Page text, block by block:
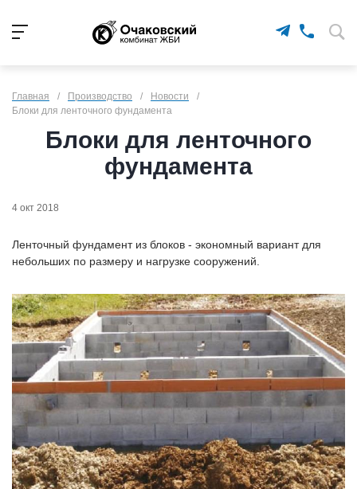
Главная / Производство / Новости
/
Блоки для ленточного фундамента
Блоки для ленточного
фундамента
4 окт 2018
Ленточный фундамент из блоков - экономный вариант для
небольших по размеру и нагрузке сооружений.